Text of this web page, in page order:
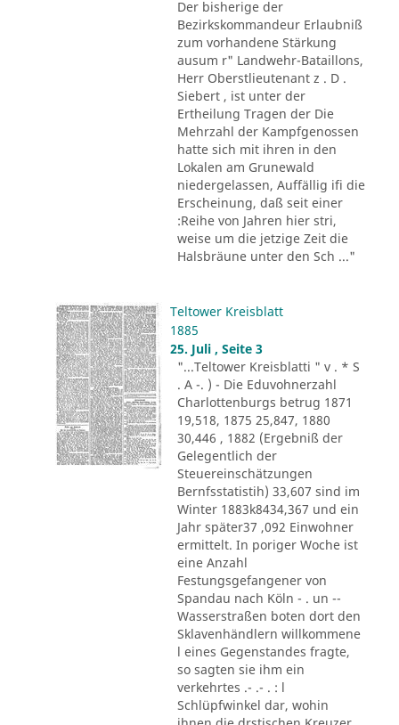
Der bisherige der
Bezirkskommandeur Erlaubniß
zum vorhandene Stärkung
ausum r" Landwehr-Bataillons,
Herr Oberstlieutenant z . D .
Siebert , ist unter der
Ertheilung Tragen der Die
Mehrzahl der Kampfgenossen
hatte sich mit ihren in den
Lokalen am Grunewald
niedergelassen, Auffällig ifi die
Erscheinung, daß seit einer
:Reihe von Jahren hier stri,
weise um die jetzige Zeit die
Halsbräune unter den Sch ..."
Teltower Kreisblatt
1885
25. Juli , Seite 3
"...Teltower Kreisblatti " v . * S
. A -. ) - Die Eduvohnerzahl
Charlottenburgs betrug 1871
19,518, 1875 25,847, 1880
30,446 , 1882 (Ergebniß der
Gelegentlich der
Steuereinschätzungen
Bernfsstatistih) 33,607 sind im
Winter 1883k8434,367 und ein
Jahr später37 ,092 Einwohner
ermittelt. In poriger Woche ist
eine Anzahl
Festungsgefangener von
Spandau nach Köln - . un --
Wasserstraßen boten dort den
Sklavenhändlern willkommene
l eines Gegenstandes fragte,
so sagten sie ihm ein
verkehrtes .- .- . : l
Schlüpfwinkel dar, wohin